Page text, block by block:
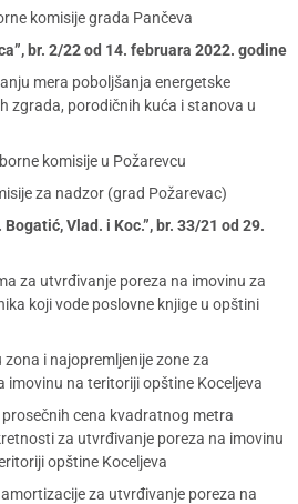
komisije grada Pančeva
br. 2/22 od 14. februara 2022. godine
mera poboljšanja energetske
zgrada, porodičnih kuća i stanova u
komisije u Požarevcu
za nadzor (grad Požarevac)
Vlad. i Koc.”, br. 33/21 od 29.
za utvrđivanje poreza na imovinu za
koji vode poslovne knjige u opštini
i najopremljenije zone za
imovinu na teritoriji opštine Koceljeva
cena kvadratnog metra
za utvrđivanje poreza na imovinu
opštine Koceljeva
za utvrđivanje poreza na